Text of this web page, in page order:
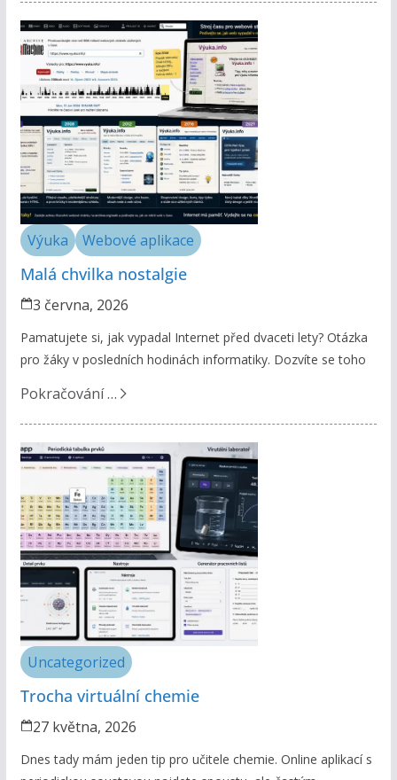
Výuka Webové aplikace
Malá chvilka nostalgie
3 června, 2026
Pamatujete si, jak vypadal Internet před dvaceti lety? Otázka
pro žáky v posledních hodinách informatiky. Dozvíte se toho
Pokračování …
Uncategorized
Trocha virtuální chemie
27 května, 2026
Dnes tady mám jeden tip pro učitele chemie. Online aplikací s